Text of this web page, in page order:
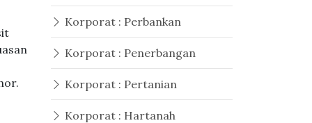
Korporat : Perbankan
Korporat : Penerbangan
Korporat : Pertanian
Korporat : Hartanah